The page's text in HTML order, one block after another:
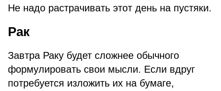
Не надо растрачивать этот день на пустяки.
Рак
Завтра Раку будет сложнее обычного
формулировать свои мысли. Если вдруг
потребуется изложить их на бумаге,